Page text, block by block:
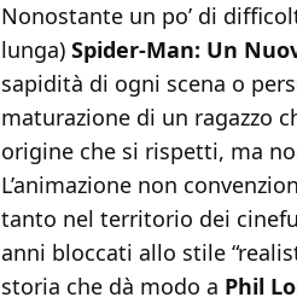
Nonostante un po’ di
lunga) Spider-Man: Un
sapidità di ogni scena o
maturazione di un ragazzo
origine che si rispetti, ma
L’animazione non
tanto nel territorio dei
anni bloccati allo stile
storia che dà modo a Phil